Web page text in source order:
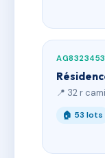
AG8323453
📍 32 r
🏠 53 lots